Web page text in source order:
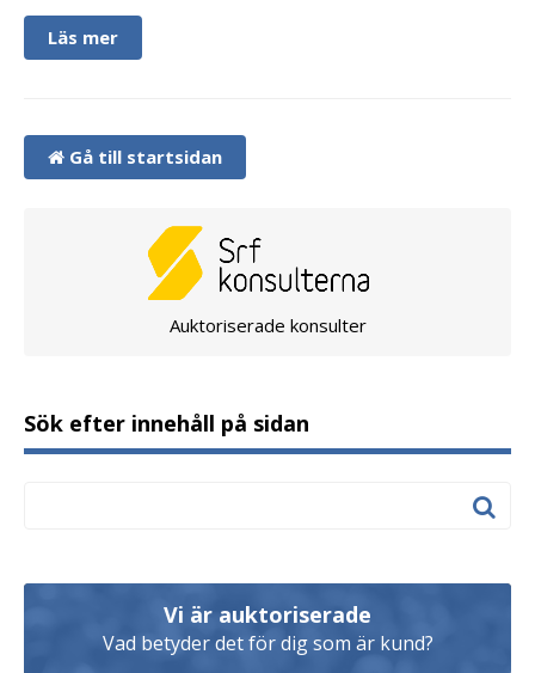
Läs mer
Gå till startsidan
Auktoriserade konsulter
Sök efter innehåll på sidan
Vi är auktoriserade
Vad betyder det för dig som är kund?